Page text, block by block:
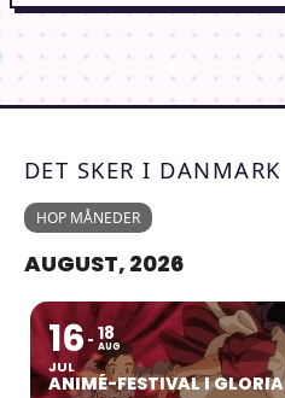
DET SKER I DANMARK
HOP MÅNEDER
AUGUST, 2026
16
JUL
18
AUG
ANIMÉ-FESTIVAL I GLORIA